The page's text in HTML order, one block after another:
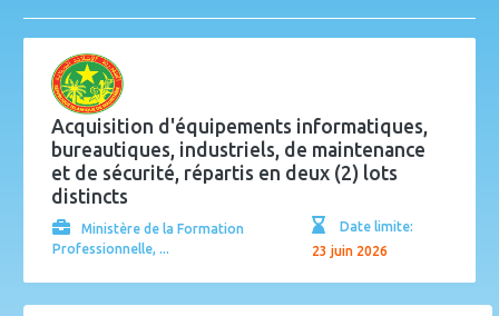
Acquisition d'équipements informatiques,
bureautiques, industriels, de maintenance
et de sécurité, répartis en deux (2) lots
distincts
Ministère de la Formation
Professionnelle, ...
Date limite:
23 juin 2026